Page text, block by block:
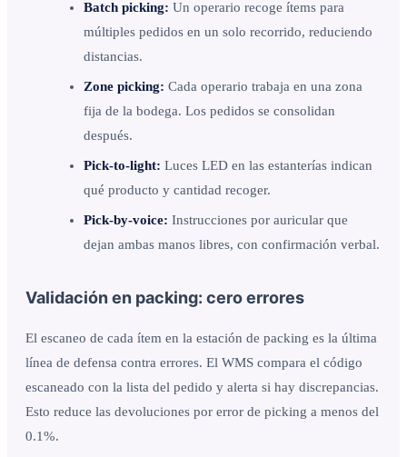
Batch picking: Un operario recoge ítems para
múltiples pedidos en un solo recorrido, reduciendo
distancias.
Zone picking: Cada operario trabaja en una zona
fija de la bodega. Los pedidos se consolidan
después.
Pick-to-light: Luces LED en las estanterías indican
qué producto y cantidad recoger.
Pick-by-voice: Instrucciones por auricular que
dejan ambas manos libres, con confirmación verbal.
Validación en packing: cero errores
El escaneo de cada ítem en la estación de packing es la última
línea de defensa contra errores. El WMS compara el código
escaneado con la lista del pedido y alerta si hay discrepancias.
Esto reduce las devoluciones por error de picking a menos del
0.1%.